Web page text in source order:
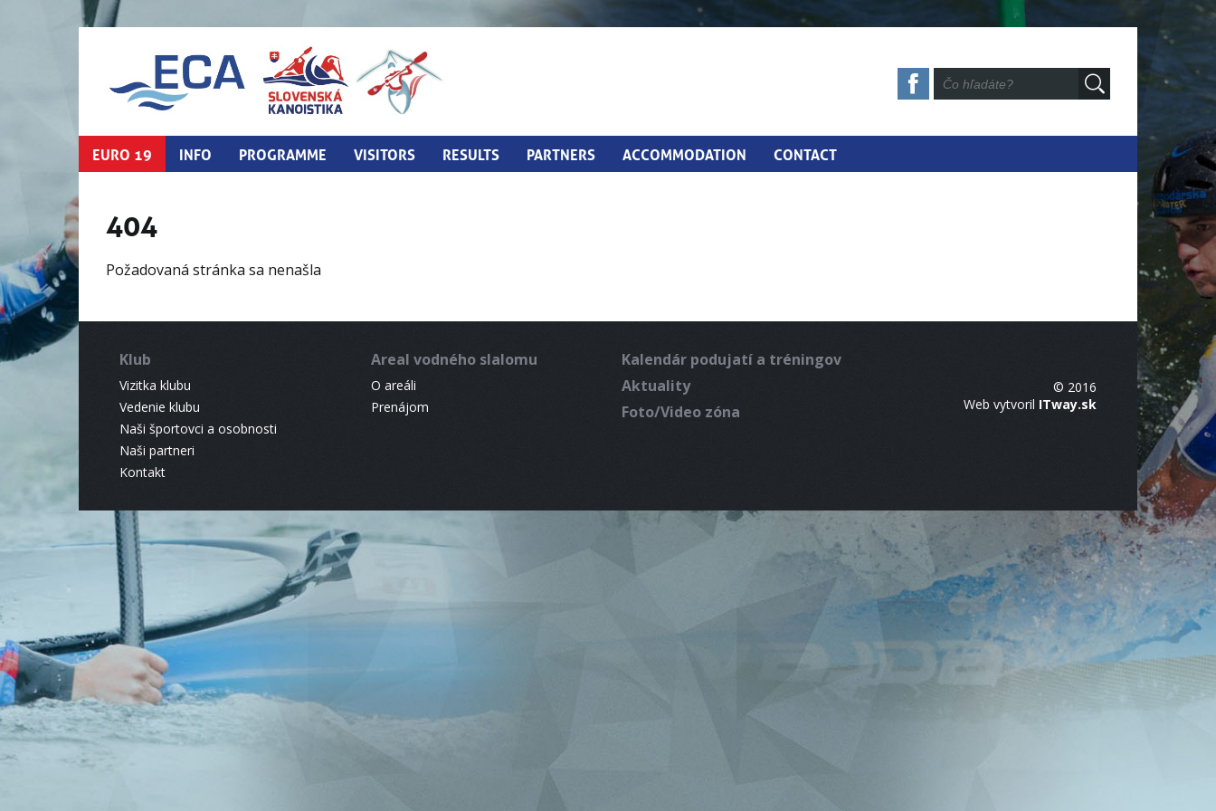
EURO 19 INFO PROGRAMME VISITORS RESULTS PARTNERS ACCOMMODATION CONTACT
404
Požadovaná stránka sa nenašla
Klub
Vizitka klubu
Vedenie klubu
Naši športovci a osobnosti
Naši partneri
Kontakt
Areal vodného slalomu
O areáli
Prenájom
Kalendár podujatí a tréningov
Aktuality
Foto/Video zóna
© 2016
Web vytvoril ITway.sk